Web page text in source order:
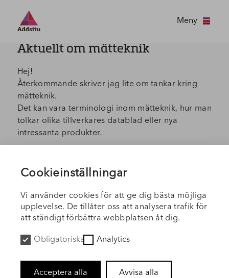
Meny
Aktuellt om mätteknik
Hej!
Återkommande skriver jag lite om tankar kring
mätteknik.
Det kan vara terminologi inom mätteknik, hur man
tolkar olika tillverkares datablad eller nya
intressanta produkter.
tomas.lager@addsitu.se
Hälsningar,
Cookieinställningar
Vi använder cookies för att ge dig bästa möjliga
upplevelse. De tillåter oss att analysera trafik för
att ständigt förbättra webbplatsen åt dig.
Obligatoriska Analytics
Acceptera alla Avvisa alla